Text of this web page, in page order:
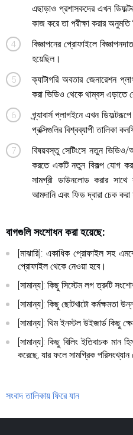
এছাড়াও প্রশাসকদের এখন
কাজ করে তা পরীক্ষা করার অনুমতি
বিজ্ঞাপনের প্রোফাইলে
হয়েছিল।
ক্যাটাগরি অবতার জেনারেশন
করা ভিডিও থেকে থাম্বস এড়াতে
গ্র্যাবার্স প্লাগইনে এখন
প্রক্সিগুলির বিশ্বব্যাপী তালিকা
বিষয়বস্তু সেটিংসে নতুন ভিডিও/
করতে একটি নতুন বিকল্প যোগ
সামগ্রী ডাউনলোড করার সাথে
আমদানি এবং ফিড দ্বারা চেক করা
বাগগুলি সংশোধন করা হয়েছে:
[মাঝারি]: একাধিক প্রোফাইল সহ
প্রোফাইল থেকে নেওয়া হবে।
[সামান্য]: কিছু সিস্টেম লগ ত্রুটি
[সামান্য]: কিছু ছোটখাটো কর্মক্ষমতা
[সামান্য]: থিম ইনস্টল উইজার্ড কিছু
[সামান্য]: কিছু বিলিং ইতিবাচক মান
করেছে, যার ফলে সামগ্রিক পরিসংখ্যান
সংবাদ তালিকায় ফিরে যান